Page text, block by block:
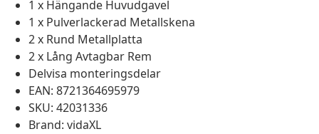
1 x Hängande Huvudgavel
1 x Pulverlackerad Metallskena
2 x Rund Metallplatta
2 x Lång Avtagbar Rem
Delvisa monteringsdelar
EAN: 8721364695979
SKU: 42031336
Brand: vidaXL